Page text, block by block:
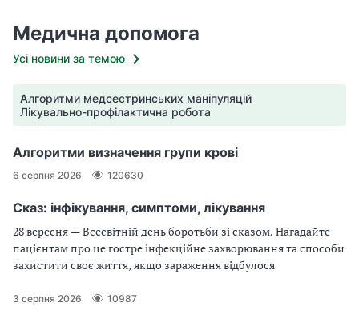
Медична допомога
Усі новини за темою
Алгоритми медсестринських маніпуляцій
Лікувально-профілактична робота
Алгоритми визначення групи крові
6 серпня 2026 120630
Сказ: інфікування, симптоми, лікування
28 вересня — Всесвітній день боротьби зі сказом. Нагадайте
пацієнтам про це гостре інфекційне захворювання та способи
захистити своє життя, якщо зараження відбулося
3 серпня 2026 10987